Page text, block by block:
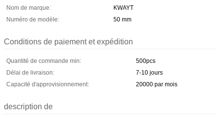
Nom de marque:
KWAYT
Numéro de modèle:
50 mm
Conditions de paiement et expédition
Quantité de commande min:
500pcs
Délai de livraison:
7-10 jours
Capacité d'approvisionnement:
20000 par mois
description de